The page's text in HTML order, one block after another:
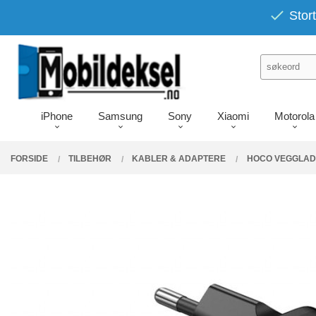
innholdet
iPhone Samsung Sony Xiaomi Motorola
FORSIDE TILBEHØR KABLER & ADAPTERE HOCO